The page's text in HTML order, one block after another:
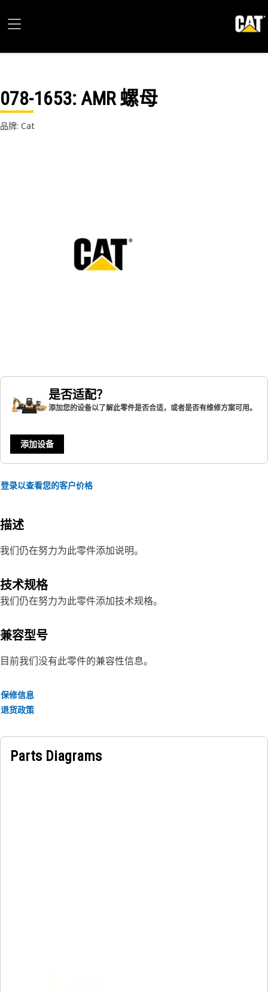
078-1653: AMR 螺母
品牌: Cat
是否适配？
添加您的设备以了解此零件是否合适，或者是否有维修方案可用。
添加设备
登录以查看您的客户价格
描述
我们仍在努力为此零件添加说明。
技术规格
我们仍在努力为此零件添加技术规格。
兼容型号
目前我们没有此零件的兼容性信息。
保修信息
退货政策
Parts Diagrams